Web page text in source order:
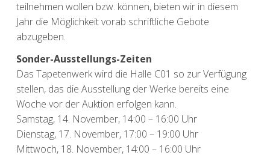
teilnehmen wollen bzw. können, bieten wir in diesem
Jahr die Möglichkeit vorab schriftliche Gebote
abzugeben.
Sonder-Ausstellungs-Zeiten
Das Tapetenwerk wird die Halle C01 so zur Verfügung
stellen, das die Ausstellung der Werke bereits eine
Woche vor der Auktion erfolgen kann.
Samstag, 14. November, 14:00 – 16:00 Uhr
Dienstag, 17. November, 17:00 – 19:00 Uhr
Mittwoch, 18. November, 14:00 – 16:00 Uhr